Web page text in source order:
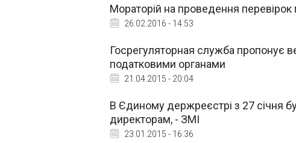
Мораторій на проведення
26.02.2016 - 14:53
Госрегуляторная служба пропонує
податковими органами
21.04.2015 - 20:04
В Єдиному держреєстрі з 27 січня
директорам, - ЗМІ
23.01.2015 - 16:36